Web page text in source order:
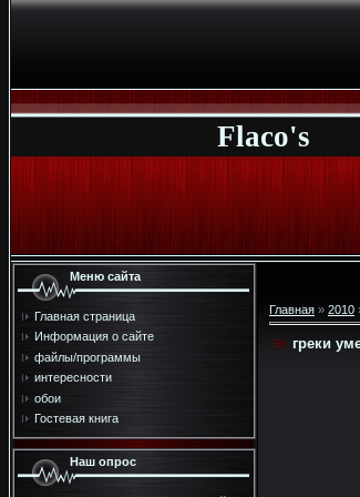
Flaco's
Меню сайта
Главная страница
Информация о сайте
файлы/программы
интересности
обои
Гостевая книга
Наш опрос
Главная » 2010
греки